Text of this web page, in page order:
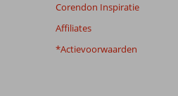
Corendon Inspiratie
Affiliates
*Actievoorwaarden